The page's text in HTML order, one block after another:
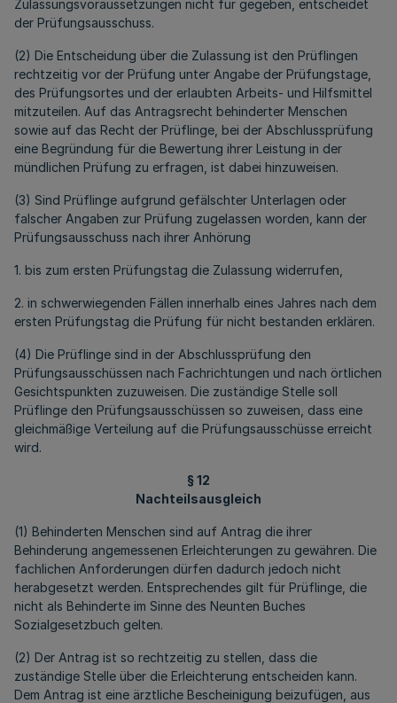
Zulassungsvoraussetzungen nicht für gegeben, entscheidet
der Prüfungsausschuss.
(2) Die Entscheidung über die Zulassung ist den Prüflingen
rechtzeitig vor der Prüfung unter Angabe der Prüfungstage,
des Prüfungsortes und der erlaubten Arbeits- und Hilfsmittel
mitzuteilen. Auf das Antragsrecht behinderter Menschen
sowie auf das Recht der Prüflinge, bei der Abschlussprüfung
eine Begründung für die Bewertung ihrer Leistung in der
mündlichen Prüfung zu erfragen, ist dabei hinzuweisen.
(3) Sind Prüflinge aufgrund gefälschter Unterlagen oder
falscher Angaben zur Prüfung zugelassen worden, kann der
Prüfungsausschuss nach ihrer Anhörung
1. bis zum ersten Prüfungstag die Zulassung widerrufen,
2. in schwerwiegenden Fällen innerhalb eines Jahres nach dem
ersten Prüfungstag die Prüfung für nicht bestanden erklären.
(4) Die Prüflinge sind in der Abschlussprüfung den
Prüfungsausschüssen nach Fachrichtungen und nach örtlichen
Gesichtspunkten zuzuweisen. Die zuständige Stelle soll
Prüflinge den Prüfungsausschüssen so zuweisen, dass eine
gleichmäßige Verteilung auf die Prüfungsausschüsse erreicht
wird.
§ 12
Nachteilsausgleich
(1) Behinderten Menschen sind auf Antrag die ihrer
Behinderung angemessenen Erleichterungen zu gewähren. Die
fachlichen Anforderungen dürfen dadurch jedoch nicht
herabgesetzt werden. Entsprechendes gilt für Prüflinge, die
nicht als Behinderte im Sinne des Neunten Buches
Sozialgesetzbuch gelten.
(2) Der Antrag ist so rechtzeitig zu stellen, dass die
zuständige Stelle über die Erleichterung entscheiden kann.
Dem Antrag ist eine ärztliche Bescheinigung beizufügen, aus